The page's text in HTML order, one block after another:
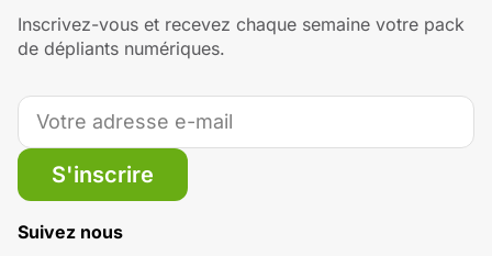
Inscrivez-vous et recevez chaque semaine votre pack
de dépliants numériques.
S'inscrire
Suivez nous